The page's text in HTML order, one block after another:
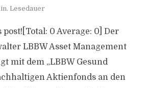
Lesedauer
0 Average: 0] Der
LBBW Asset Management
mit dem „LBBW Gesund
Aktienfonds an den